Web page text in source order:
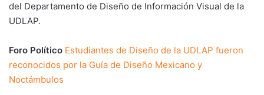
del Departamento de Diseño de Información Visual de la
UDLAP.
Foro Político Estudiantes de Diseño de la UDLAP fueron
reconocidos por la Guía de Diseño Mexicano y
Noctámbulos